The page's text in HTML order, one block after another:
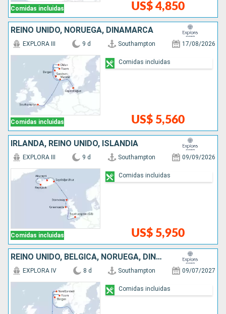
Comidas incluidas US$ 4,850
REINO UNIDO, NORUEGA, DINAMARCA
Comidas incluidas
EXPLORA III 9 d Southampton 17/08/2026
US$ 5,560
Comidas incluidas
IRLANDA, REINO UNIDO, ISLANDIA
Comidas incluidas
EXPLORA III 9 d Southampton 09/09/2026
US$ 5,950
Comidas incluidas
REINO UNIDO, BÉLGICA, NORUEGA, DINAMARCA
EXPLORA IV 8 d Southampton 09/07/2027
Comidas incluidas